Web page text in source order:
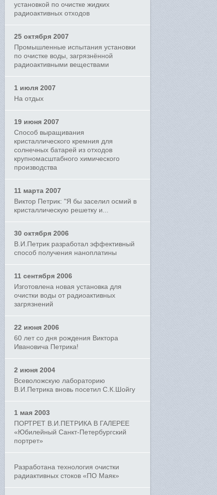
установкой по очистке жидких
радиоактивных отходов
25 октября 2007
Промышленные испытания установки
по очистке воды, загрязнённой
радиоактивными веществами
1 июля 2007
На отдых
19 июня 2007
Способ выращивания
кристаллического кремния для
солнечных батарей из отходов
крупномасштабного химического
производства
11 марта 2007
Виктор Петрик: "Я бы заселил осмий в
кристаллическую решетку и...
30 октября 2006
В.И.Петрик разработал эффективный
способ получения наноплатины
11 сентября 2006
Изготовлена новая установка для
очистки воды от радиоактивных
загрязнений
22 июня 2006
60 лет со дня рождения Виктора
Ивановича Петрика!
2 июня 2004
Всеволожскую лабораторию
В.И.Петрика вновь посетил С.К.Шойгу
1 мая 2003
ПОРТРЕТ В.И.ПЕТРИКА В ГАЛЕРЕЕ
«Юбилейный Санкт-Петербургский
портрет»
Разработана технология очистки
радиактивных стоков «ПО Маяк»